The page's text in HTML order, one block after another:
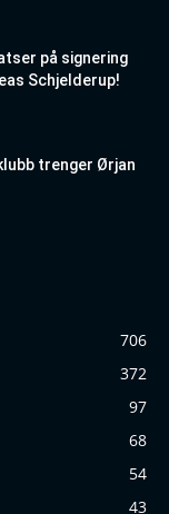
på signering
Schjelderup!
trenger Ørjan
706
372
97
68
54
43